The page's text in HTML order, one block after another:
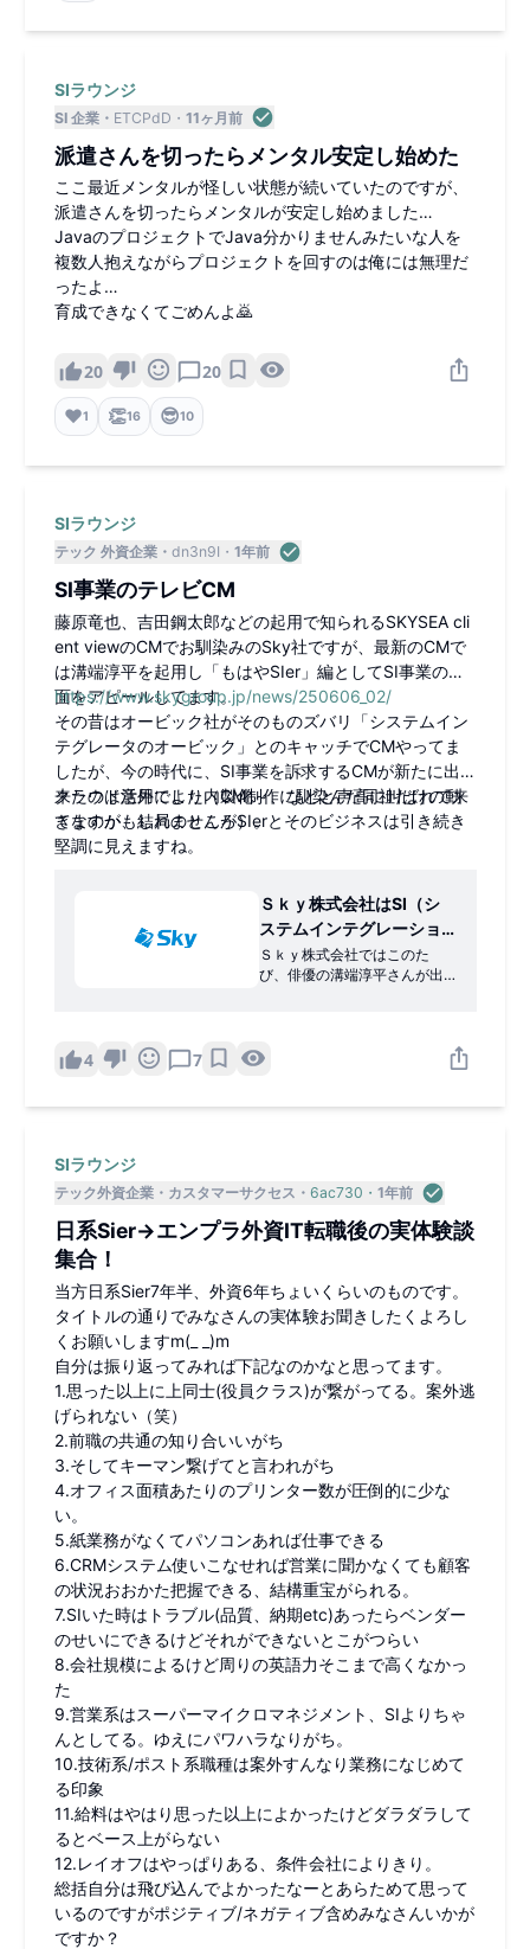
SIラウンジ
SI 企業 ETCPdD 11ヶ月前
派遣さんを切ったらメンタル安定し始めた
ここ最近メンタルが怪しい状態が続いていたのですが、
派遣さんを切ったらメンタルが安定し始めました…
JavaのプロジェクトでJava分かりませんみたいな人を
複数人抱えながらプロジェクトを回すのは俺には無理だ
ったよ…
育成できなくてごめんよ🙇
20 20
❤️1 👏16 😎10
SIラウンジ
テック 外資企業 dn3n9I 1年前
SI事業のテレビCM
藤原竜也、吉田鋼太郎などの起用で知られるSKYSEA cli
ent viewのCMでお馴染みのSky社ですが、最新のCMで
は溝端淳平を起用し「もはやSIer」編としてSI事業の側
面をアピールしてます。
https://www.skygroup.jp/news/250606_02/
その昔はオービック社がそのものズバリ「システムイン
テグレータのオービック」とのキャッチでCMやってま
したが、今の時代に、SI事業を訴求するCMが新たに出て
来たのは意外でした（CM制作に馴染んだ同社だけの動
きなのかもしれませんが）。
クラウド活用により内製化～、などと声高に叫ばれて来
てますが、結局のところSIerとそのビジネスは引き続き
堅調に見えますね。
Ｓｋｙ株式会社はSI（シ
ステムインテグレーショ
ン）事業の新テレビ
CM「もはやSIer」篇の放
Ｓｋｙ株式会社ではこのた
び、俳優の溝端淳平さんが出
4 7
SIラウンジ
テック外資企業 カスタマーサクセス 6ac730 1年前
日系Sier→エンプラ外資IT転職後の実体験談
集合！
当方日系Sier7年半、外資6年ちょいくらいのものです。
タイトルの通りでみなさんの実体験お聞きしたくよろし
くお願いしますm(_ _)m
自分は振り返ってみれば下記なのかなと思ってます。
1.思った以上に上同士(役員クラス)が繋がってる。案外逃
げられない（笑）
2.前職の共通の知り合いいがち
3.そしてキーマン繋げてと言われがち
4.オフィス面積あたりのプリンター数が圧倒的に少な
い。
5.紙業務がなくてパソコンあれば仕事できる
6.CRMシステム使いこなせれば営業に聞かなくても顧客
の状況おおかた把握できる、結構重宝がられる。
7.SIいた時はトラブル(品質、納期etc)あったらベンダー
のせいにできるけどそれができないとこがつらい
8.会社規模によるけど周りの英語力そこまで高くなかっ
た
9.営業系はスーパーマイクロマネジメント、SIよりちゃ
んとしてる。ゆえにパワハラなりがち。
10.技術系/ポスト系職種は案外すんなり業務になじめて
る印象
11.給料はやはり思った以上によかったけどダラダラして
るとベース上がらない
12.レイオフはやっぱりある、条件会社によりきり。
総括自分は飛び込んでよかったなーとあらためて思って
いるのですがポジティブ/ネガティブ含めみなさんいかが
ですか？